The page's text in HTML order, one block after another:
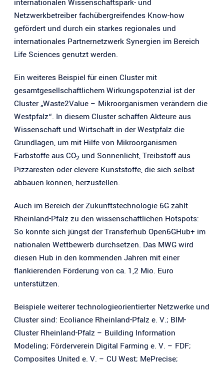
internationalen Wissenschaftspark- und
Netzwerkbetreiber fachübergreifendes Know-how
gefördert und durch ein starkes regionales und
internationales Partnernetzwerk Synergien im Bereich
Life Sciences genutzt werden.
Ein weiteres Beispiel für einen Cluster mit
gesamtgesellschaftlichem Wirkungspotenzial ist der
Cluster „Waste2Value – Mikroorganismen verändern die
Westpfalz“. In diesem Cluster schaffen Akteure aus
Wissenschaft und Wirtschaft in der Westpfalz die
Grundlagen, um mit Hilfe von Mikroorganismen
Farbstoffe aus CO2 und Sonnenlicht, Treibstoff aus
Pizzaresten oder clevere Kunststoffe, die sich selbst
abbauen können, herzustellen.
Auch im Bereich der Zukunftstechnologie 6G zählt
Rheinland-Pfalz zu den wissenschaftlichen Hotspots:
So konnte sich jüngst der Transferhub Open6GHub+ im
nationalen Wettbewerb durchsetzen. Das MWG wird
diesen Hub in den kommenden Jahren mit einer
flankierenden Förderung von ca. 1,2 Mio. Euro
unterstützen.
Beispiele weiterer technologieorientierter Netzwerke und
Cluster sind: Ecoliance Rheinland-Pfalz e. V.; BIM-
Cluster Rheinland-Pfalz – Building Information
Modeling; Förderverein Digital Farming e. V. – FDF;
Composites United e. V. – CU West; MePrecise;